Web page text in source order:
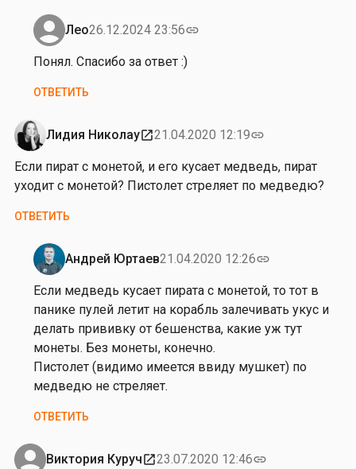
в
е
ч
р
С
е
й
ч
а
…
от
Лео
е
р
а
у
з
а
п
в
о
р
н
ы
й
…
от
Лео
Лео26.12.2024 23:56link
Ответ
на
о
р
ы
й
в
е
е
р
.
Т
а
к
к
а
т
а
к
Понял. Спасибо за ответ :)
ОТВЕТИТЬ
Лидия Николауopen_in_new21.04.2020 12:19link
Если пират с монетой, и его кусает медведь, пират
уходит с монетой? Пистолет стреляет по медведю?
ОТВЕТИТЬ
Андрей Юртаев21.04.2020 12:26link
Ответ
на
от
Л
и
д
и
Н
и
к
Если медведь кусает пирата с монетой, то тот в
панике пулей летит на корабль залечивать укус и
делать прививку от бешенства, какие уж тут
монеты. Без монеты, конечно.
Пистолет (видимо имеется ввиду мушкет) по
медведю не стреляет.
ОТВЕТИТЬ
Виктория Куруч open_in_new23.07.2020 12:46link